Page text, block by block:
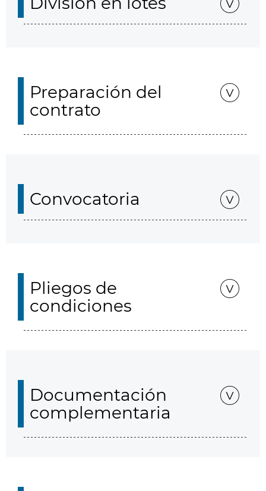
Preparación del
contrato
Convocatoria
Pliegos de
condiciones
Documentación
complementaria